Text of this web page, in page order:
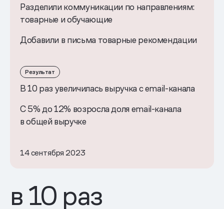
Разделили коммуникации по направлениям:
товарные и обучающие
Добавили в письма товарные рекомендации
Результат
В 10 раз увеличилась выручка с email-канала
С 5% до 12% возросла доля email-канала
в общей выручке
14 сентября 2023
в 10 раз